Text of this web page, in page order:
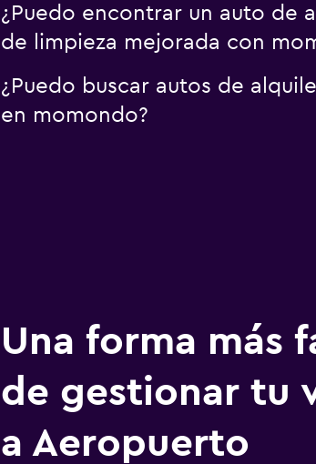
¿Puedo encontrar un auto de
de limpieza mejorada con
¿Puedo buscar autos de
en momondo?
Una forma más
de gestionar tu
a Aeropuerto